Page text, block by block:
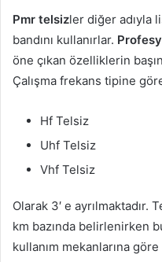
Pmr telsizler diğer adıyla
bandını kullanırlar.
öne çıkan özelliklerin
Çalışma frekans tipine
Hf Telsiz
Uhf Telsiz
Vhf Telsiz
Olarak 3′ e
km bazında belirlenirken
kullanım mekanlarına